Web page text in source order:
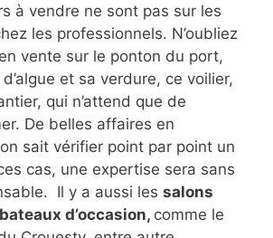
à vendre ne sont pas sur les
les professionnels. N’oubliez
vente sur le ponton du port,
et sa verdure, ce voilier,
qui n’attend que de
De belles affaires en
sait vérifier point par point un
cas, une expertise sera sans
Il y a aussi les salons
d’occasion, comme le